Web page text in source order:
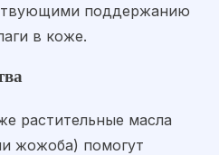
поддержанию
в коже.
растительные масла
жожоба) помогут